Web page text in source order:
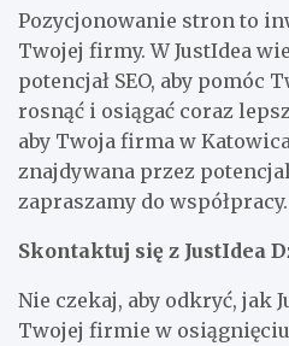
Pozycjonowanie stron to
Twojej firmy. W JustIdea
potencjał SEO, aby pomóc
rosnąć i osiągać coraz
aby Twoja firma w
znajdywana przez
zapraszamy do współpracy.
Skontaktuj się z JustIdea
Nie czekaj, aby odkryć, jak
Twojej firmie w